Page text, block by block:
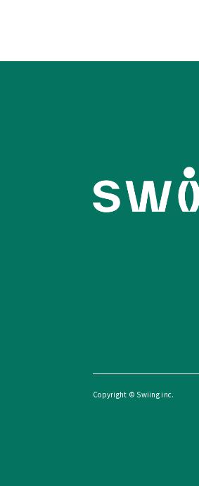
Copyright © Swiing inc.